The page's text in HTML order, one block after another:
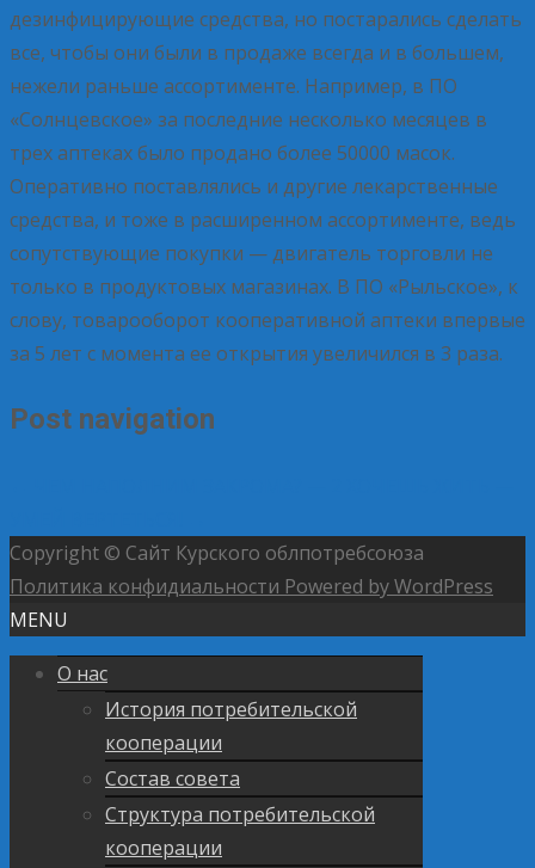
дезинфицирующие средства, но постарались сделать
все, чтобы они были в продаже всегда и в большем,
нежели раньше ассортименте. Например, в ПО
«Солнцевское» за последние несколько месяцев в
трех аптеках было продано более 50000 масок.
Оперативно поставлялись и другие лекарственные
средства, и тоже в расширенном ассортименте, ведь
сопутствующие покупки — двигатель торговли не
только в продуктовых магазинах. В ПО «Рыльское», к
слову, товарооборот кооперативной аптеки впервые
за 5 лет с момента ее открытия увеличился в 3 раза.
Post navigation
Copyright © Сайт Курского облпотребсоюза
Политика конфидиальности Powered by WordPress
MENU
О нас
История потребительской
кооперации
Состав совета
Структура потребительской
кооперации